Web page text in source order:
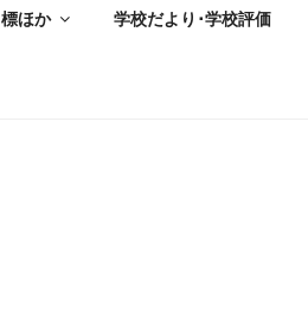
ほか 学校だより･学校評価